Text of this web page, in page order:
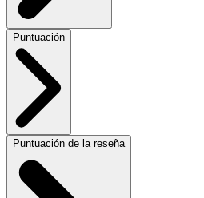
Puntuación
Puntuación de la reseña